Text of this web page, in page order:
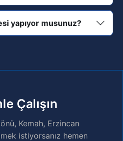
yapıyor musunuz?
Çalışın
Kemah, Erzincan
istiyorsanız hemen